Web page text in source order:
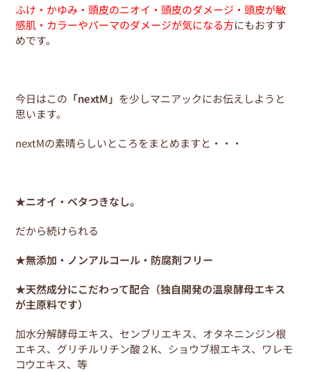
ふけ・かゆみ・頭皮のニオイ・頭皮のダメージ・頭皮が敏
感肌・カラーやパーマのダメージが気になる方にもおすす
めです。
今日はこの 「nextM」 を少しマニアックにお伝えしようと
思います。
nextMの素晴らしいところをまとめますと・・・
★ニオイ・ベタつきなし。
だから続けられる
★無添加・ノンアルコール・防腐剤フリー
★天然成分にこだわって配合（独自開発の温泉酵母エキス
が主原料です）
加水分解酵母エキス、センブリエキス、オタネニンジン根
エキス、グリチルリチン酸２K、ショウブ根エキス、ワレモ
コウエキス、等